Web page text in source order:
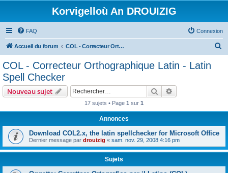
Korvigelloù An DROUIZIG
FAQ Connexion
Accueil du forum COL - Correcteur Orthographique Latin - Latin Spell Checker
COL - Correcteur Orthographique Latin - Latin
Spell Checker
Nouveau sujet Rechercher
17 sujets • Page 1 sur 1
Annonces
Download COL2.x, the latin spellchecker for Microsoft Office
Dernier message par drouizig « sam. nov. 29, 2008 4:16 pm
Sujets